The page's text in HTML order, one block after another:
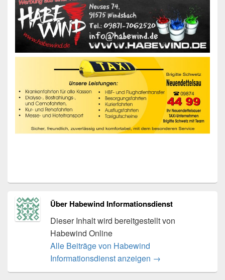
Über Habewind Informationsdienst
Dieser Inhalt wird bereitgestellt von
Habewind Online
Alle Beiträge von Habewind
Informationsdienst anzeigen →